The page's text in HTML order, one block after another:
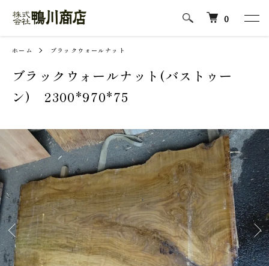
0
ホーム ブラックウォールナット
ブラックウォールナット(バストゥー
ン) 2300*970*75